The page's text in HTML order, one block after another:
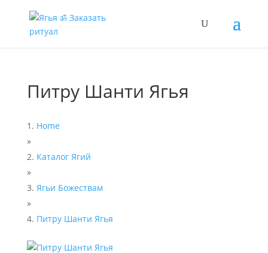
Питру Шанти Ягья
Home
»
Каталог Ягий
»
Ягьи Божествам
»
Питру Шанти Ягья